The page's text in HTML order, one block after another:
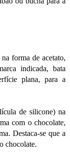
forma de acetato,
indicada, bata
plana, para a
de silicone) na
com o chocolate,
Destaca-se que a
chocolate.